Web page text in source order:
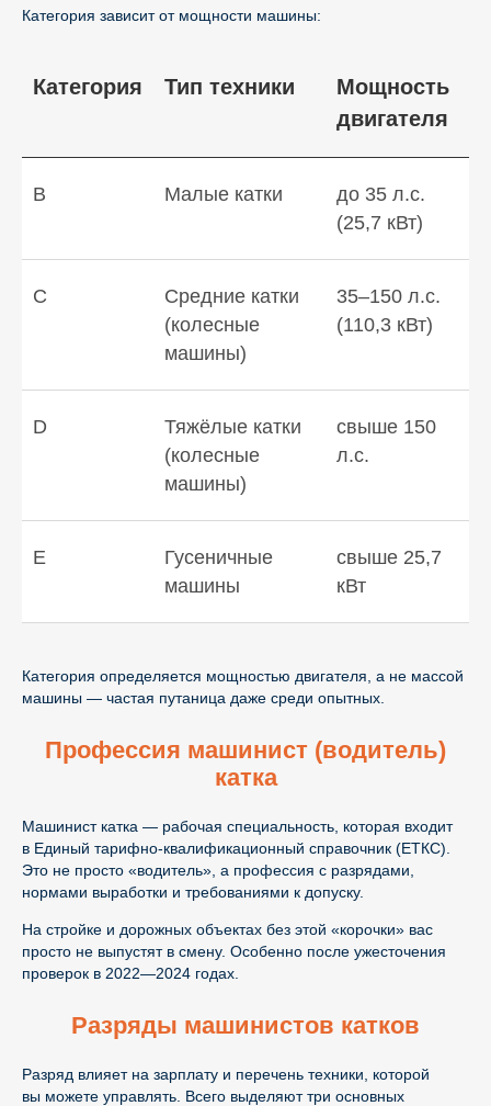
Категория зависит от мощности машины:
Категория Тип техники
Мощность
двигателя
B Малые катки
до 35 л.с.
(25,7 кВт)
C
Средние катки
(колесные
машины)
35–150 л.с.
(110,3 кВт)
D
Тяжёлые катки
(колесные
машины)
свыше 150
л.с.
E
Гусеничные
машины
свыше 25,7
кВт
Категория определяется мощностью двигателя, а не массой
машины — частая путаница даже среди опытных.
Профессия машинист (водитель)
катка
Машинист катка — рабочая специальность, которая входит
в Единый тарифно-квалификационный справочник (ЕТКС).
Это не просто «водитель», а профессия с разрядами,
нормами выработки и требованиями к допуску.
На стройке и дорожных объектах без этой «корочки» вас
просто не выпустят в смену. Особенно после ужесточения
проверок в 2022—2024 годах.
Разряды машинистов катков
Разряд влияет на зарплату и перечень техники, которой
вы можете управлять. Всего выделяют три основных